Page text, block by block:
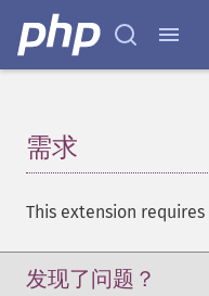
需求
This extension requires
发现了问题？